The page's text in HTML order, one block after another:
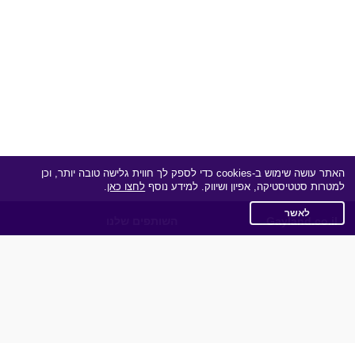
Gayland.co.il
האתר עושה שימוש ב-cookies כדי לספק לך חווית גלישה טובה יותר, וכן
למטרות סטטיסטיקה, אפיון ושיווק. למידע נוסף לחצו כאן.
לאשר